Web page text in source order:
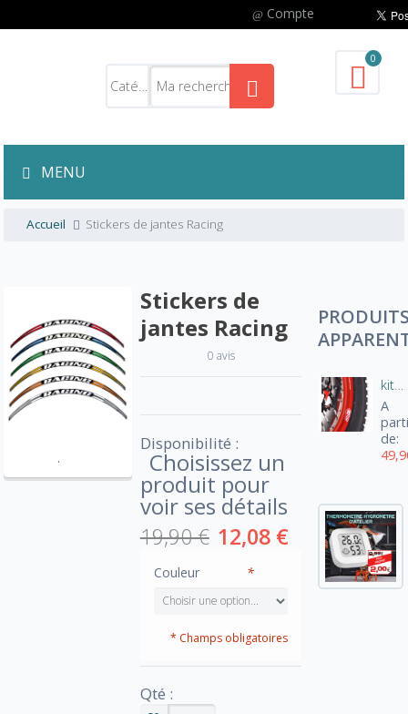
Compte
0
MENU
Accueil Stickers de jantes Racing
Stickers de
jantes Racing
0 avis
Disponibilité :
Choisissez un
produit pour
voir ses détails
19,90 € 12,08 €
*
Couleur
* Champs obligatoires
Qté :
kit déco-stickers de jantes cross / enduro
A
de: